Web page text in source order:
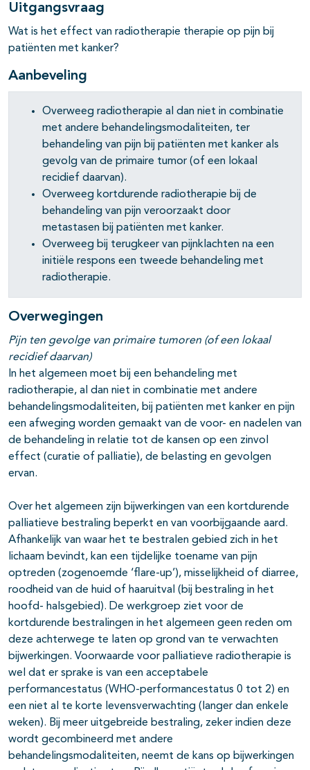
open- en dichtklappen
open- en dichtklappen
open- en dichtklappen
open- en dichtklappen
Uitgangsvraag
Wat is het effect van radiotherapie therapie op pijn bij
patiënten met kanker?
Aanbeveling
Overweeg radiotherapie al dan niet in combinatie
met andere behandelingsmodaliteiten, ter
behandeling van pijn bij patiënten met kanker als
gevolg van de primaire tumor (of een lokaal
recidief daarvan).
Overweeg kortdurende radiotherapie bij de
behandeling van pijn veroorzaakt door
metastasen bij patiënten met kanker.
Overweeg bij terugkeer van pijnklachten na een
initiële respons een tweede behandeling met
radiotherapie.
Overwegingen
Pijn ten gevolge van primaire tumoren (of een lokaal
recidief daarvan)
In het algemeen moet bij een behandeling met
radiotherapie, al dan niet in combinatie met andere
behandelingsmodaliteiten, bij patiënten met kanker en pijn
een afweging worden gemaakt van de voor- en nadelen van
de behandeling in relatie tot de kansen op een zinvol
effect (curatie of palliatie), de belasting en gevolgen
ervan.
Over het algemeen zijn bijwerkingen van een kortdurende
palliatieve bestraling beperkt en van voorbijgaande aard.
Afhankelijk van waar het te bestralen gebied zich in het
lichaam bevindt, kan een tijdelijke toename van pijn
optreden (zogenoemde ‘flare-up’), misselijkheid of diarree,
roodheid van de huid of haaruitval (bij bestraling in het
hoofd- halsgebied). De werkgroep ziet voor de
kortdurende bestralingen in het algemeen geen reden om
deze achterwege te laten op grond van te verwachten
bijwerkingen. Voorwaarde voor palliatieve radiotherapie is
wel dat er sprake is van een acceptabele
performancestatus (WHO-performancestatus 0 tot 2) en
een niet al te korte levensverwachting (langer dan enkele
weken). Bij meer uitgebreide bestraling, zeker indien deze
wordt gecombineerd met andere
behandelingsmodaliteiten, neemt de kans op bijwerkingen